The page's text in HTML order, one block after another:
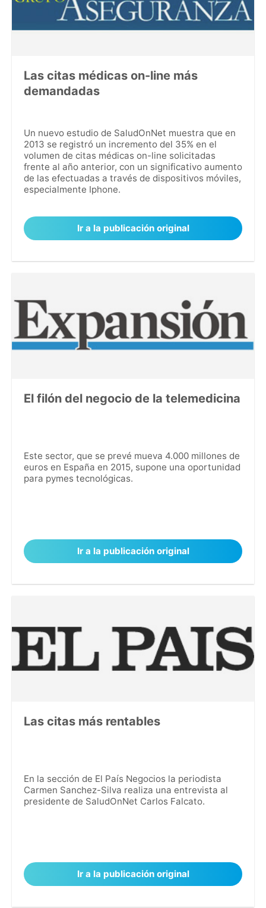
Las citas médicas on-line más
demandadas
Un nuevo estudio de SaludOnNet muestra que en
2013 se registró un incremento del 35% en el
volumen de citas médicas on-line solicitadas
frente al año anterior, con un significativo aumento
de las efectuadas a través de dispositivos móviles,
especialmente Iphone.
Ir a la publicación original
El filón del negocio de la telemedicina
Este sector, que se prevé mueva 4.000 millones de
euros en España en 2015, supone una oportunidad
para pymes tecnológicas.
Ir a la publicación original
Las citas más rentables
En la sección de El País Negocios la periodista
Carmen Sanchez-Silva realiza una entrevista al
presidente de SaludOnNet Carlos Falcato.
Ir a la publicación original